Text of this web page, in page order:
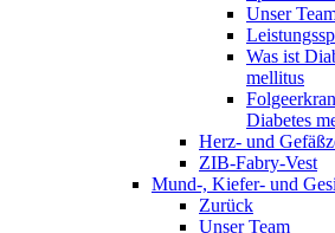
Unser
Was ist
mellitus
Diabetes
Herz- und
ZIB-Fabry-Vest
Mund-, Kiefer- und
Zurück
Unser Team